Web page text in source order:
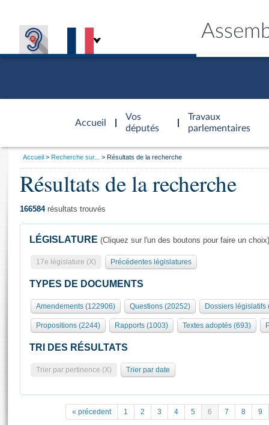
Accueil
d'accueil
Vos
députés
Travaux
parlementaires
Présidence
577 députés
Groupes politiques
Séance publique
Commissions et autres organes
Europe et International
Pétitions
Général
Rôle et pouvoirs de l'Assemblée
Organisation de l'Assemblée
Présidence Conférence des Présidents Bureau Collège des
Statistiques et chiffres clés
Documents de référence
( Constitution | Règlement de l'Assemblée ... )
Visiter l'Assemblée
Visite virtuelle du palais Bourbon
Assister à une séance
La Bibliothèque
Vous
Accueil Recherche sur... Résultats de la recherche
Résultats de la recherche
166584résultats trouvés
LÉGISLATURE (Cliquez sur l'un des boutons pour faire un choix)
17e législature (X) Précédentes législatures
TYPES DE DOCUMENTS
Amendements (122906) Questions (20252) Dossiers législatifs
Propositions (2244) Rapports (1003) Textes adoptés (693)
TRI DES RÉSULTATS
Trier par pertinence (X) Trier par date
« précedent 1 2 3 4 5 6 7 8 9